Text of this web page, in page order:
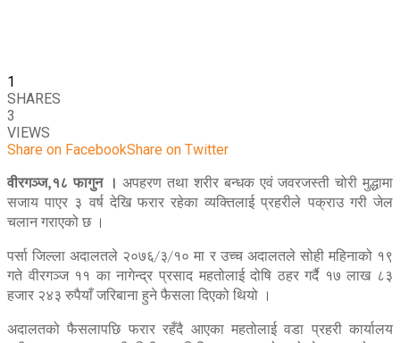
1
SHARES
3
VIEWS
Share on FacebookShare on Twitter
वीरगञ्ज,१८ फागुन । अपहरण तथा शरीर बन्धक एवं जवरजस्ती चोरी मुद्धामा
सजाय पाएर ३ वर्ष देखि फरार रहेका व्यक्तिलाई प्रहरीले पक्राउ गरी जेल
चलान गराएको छ ।
पर्सा जिल्ला अदालतले २०७६/३/१० मा र उच्च अदालतले सोही महिनाको १९
गते वीरगञ्ज ११ का नागेन्द्र प्रसाद महतोलाई दोषि ठहर गर्दै १७ लाख ८३
हजार २४३ रुपैयाँ जरिबाना हुने फैसला दिएको थियो ।
अदालतको फैसलापछि फरार रहँदै आएका महतोलाई वडा प्रहरी कार्यालय